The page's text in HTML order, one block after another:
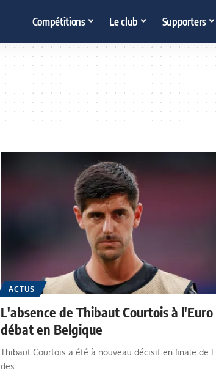
Compétitions Le club Supporters
ACTUS
L'absence de Thibaut Courtois à
débat en Belgique
Thibaut Courtois a été à nouveau décisif en finale de
des…